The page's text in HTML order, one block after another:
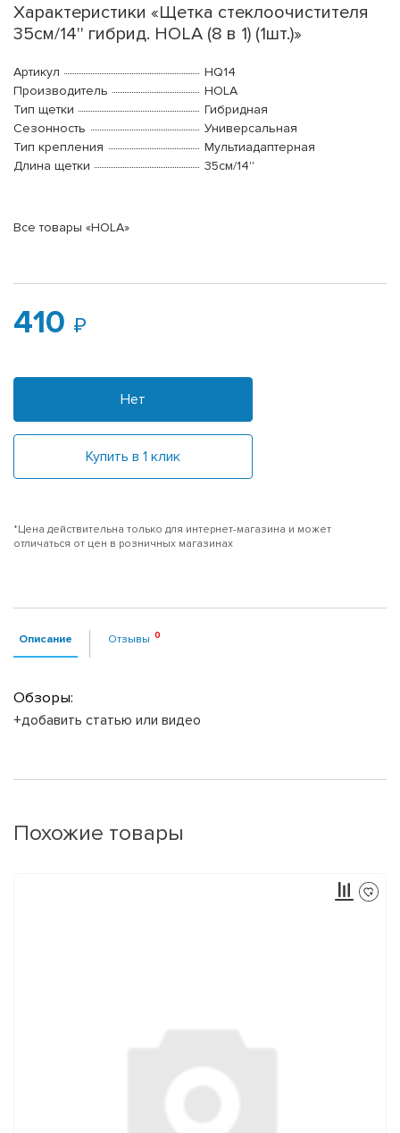
Характеристики «Щетка стеклоочистителя
35см/14'' гибрид. HOLA (8 в 1) (1шт.)»
Артикул
HQ14
Производитель
HOLA
Тип щетки
Гибридная
Сезонность
Универсальная
Тип крепления
Мультиадаптерная
Длина щетки
35см/14''
Все товары «HOLA»
410
Нет
Купить в 1 клик
*Цена действительна только для интернет-магазина и может
отличаться от цен в розничных магазинах
Описание Отзывы
Обзоры:
+добавить статью или видео
Похожие товары